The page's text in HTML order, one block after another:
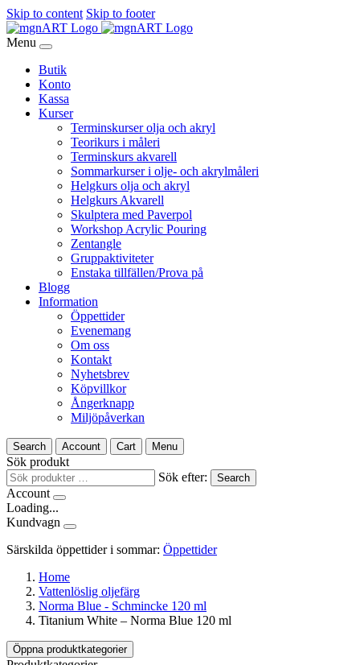
Skip to content Skip to footer
Menu
Butik
Konto
Kassa
Kurser
Terminskurser olja och akryl
Teorikurs i måleri
Terminskurs akvarell
Sommarkurser i olje- och akrylmåleri
Helgkurs olja och akryl
Helgkurs Akvarell
Skulptera med Paverpol
Workshop Acrylic Pouring
Zentangle
Gruppaktiviteter
Enstaka tillfällen/Prova på
Blogg
Information
Öppettider
Evenemang
Om oss
Kontakt
Nyhetsbrev
Köpvillkor
Ångerknapp
Miljöpåverkan
Search Account Cart Menu
Sök produkt
Sök efter:
Search
Account
Loading...
Kundvagn
Särskilda öppettider i sommar: Öppettider
Home
Vattenlöslig oljefärg
Norma Blue - Schmincke 120 ml
Titanium White – Norma Blue 120 ml
Öppna produktkategorier